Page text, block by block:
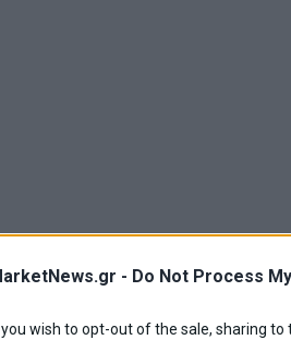
- Do Not Process
you wish to opt-out of the sale, sharing